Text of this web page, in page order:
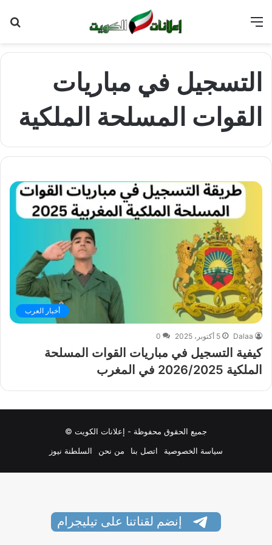
التسجيل في مباريات
القوات المسلحة الملكية
أخبار العرب
Dalaa 5 أكتوبر، 2025 0
كيفية التسجيل في مباريات القوات المسلحة
الملكية 2026/2025 في المغرب
جميع الحقوق محفوظة - إعلانات الكويت ©
سياسة الخصوصية
اتصل بنا من نحن السلطنة نيوز
إنضم لقناتنا على تيليجرام